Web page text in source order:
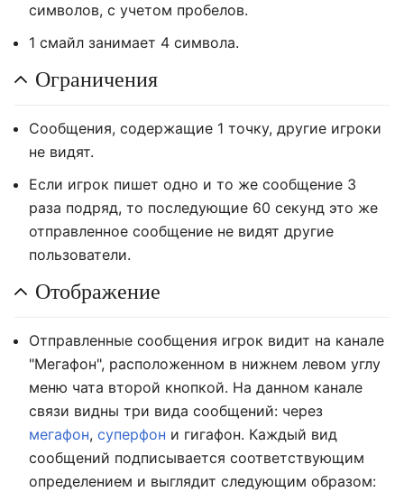
символов, с учетом пробелов.
1 смайл занимает 4 символа.
Ограничения
Сообщения, содержащие 1 точку, другие игроки
не видят.
Если игрок пишет одно и то же сообщение 3
раза подряд, то последующие 60 секунд это же
отправленное сообщение не видят другие
пользователи.
Отображение
Отправленные сообщения игрок видит на канале
"Мегафон", расположенном в нижнем левом углу
меню чата второй кнопкой. На данном канале
связи видны три вида сообщений: через
мегафон, суперфон и гигафон. Каждый вид
сообщений подписывается соответствующим
определением и выглядит следующим образом: